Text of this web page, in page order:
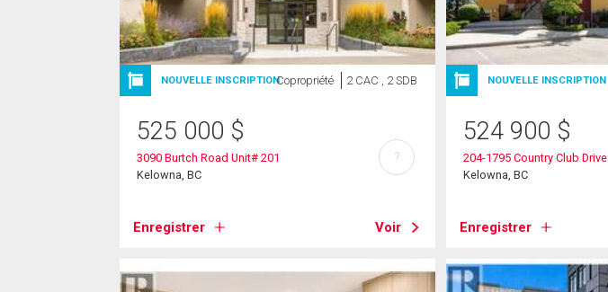
NOUVELLE INSCRIPTIONCopropriété 2 CAC , 2 SDB
525 000 $
3090 Burtch Road Unit# 201
Kelowna, BC
Enregistrer Voir
?
NOUVELLE INSCRIPTION
524 900 $
204-1795 Country Club Drive
Kelowna, BC
Enregistrer